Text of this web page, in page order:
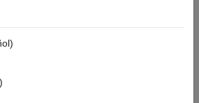
使用するコードの生成。
使用するコードの生成